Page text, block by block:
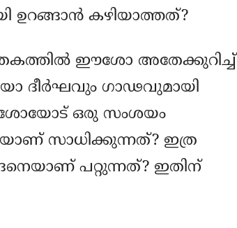
കഴിയാത്തത്?
ഈശോ അതേക്കുറിച്ച്
ദീര്‍ഘവും ഗാഢവുമായി
ഒരു സംശയം
സാധിക്കുന്നത്? ഇത്ര
പറ്റുന്നത്? ഇതിന്